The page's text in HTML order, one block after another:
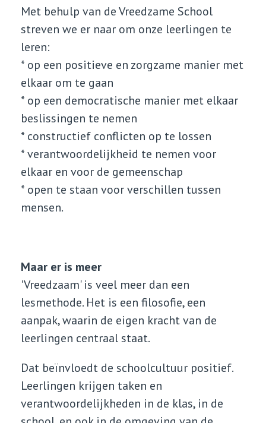
Met behulp van de Vreedzame School
streven we er naar om onze leerlingen te
leren:
* op een positieve en zorgzame manier met
elkaar om te gaan
* op een democratische manier met elkaar
beslissingen te nemen
* constructief conflicten op te lossen
* verantwoordelijkheid te nemen voor
elkaar en voor de gemeenschap
* open te staan voor verschillen tussen
mensen.
Maar er is meer
'Vreedzaam' is veel meer dan een
lesmethode. Het is een filosofie, een
aanpak, waarin de eigen kracht van de
leerlingen centraal staat.
Dat beïnvloedt de schoolcultuur positief.
Leerlingen krijgen taken en
verantwoordelijkheden in de klas, in de